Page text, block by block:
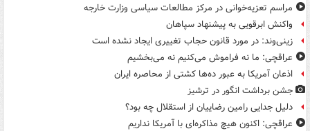
مراسم تعزیه‌خوانی در مرکز مطالعات سیاسی وزارت خارجه
واکنش ابرقویی به پیشنهاد سپاهان
زینی‌وند: در مورد قانون حجاب تغییری ایجاد نشده است
عراقچی: ما نه فراموش می‌کنیم نه می‌بخشیم
اذعان آمریکا به عبور ده‌ها کشتی از محاصره ایران
جشن برداشت انگور در ترشیز
دلیل جدایی رامین رضاییان از استقلال چه بود؟
عراقچی: اکنون هیچ مذاکره‌ای با آمریکا نداریم